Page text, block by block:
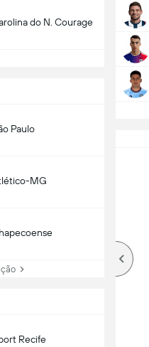
do N. Courage
Paulo
MG
Recife